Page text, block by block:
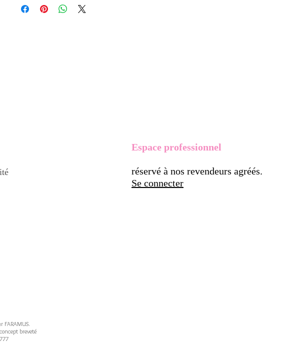
nos soins.
Espace professionnel
réservé à nos revendeurs agréés.
Se connecter
FARAMUS.
breveté